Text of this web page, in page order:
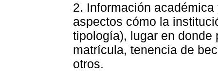
2. Información
aspectos cómo la
tipología), lugar en donde
matrícula, tenencia de
otros.